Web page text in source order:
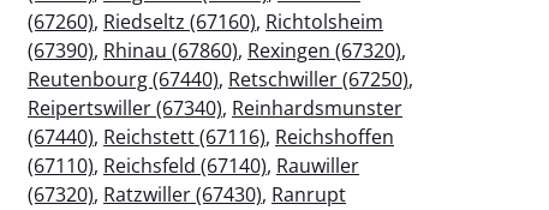
(67260), Riedseltz (67160), Richtolsheim
(67390), Rhinau (67860), Rexingen (67320),
Reutenbourg (67440), Retschwiller (67250),
Reipertswiller (67340), Reinhardsmunster
(67440), Reichstett (67116), Reichshoffen
(67110), Reichsfeld (67140), Rauwiller
(67320), Ratzwiller (67430), Ranrupt